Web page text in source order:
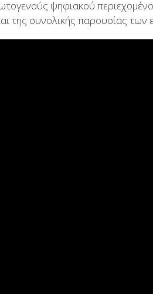
ψηφιακού
της συνολικής παρουσίας